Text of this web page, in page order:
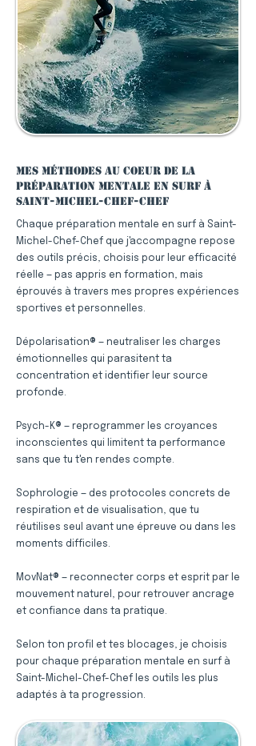
Mes méthodes au coeur de la
préparation mentale en surf à
Saint-Michel-Chef-Chef
Chaque préparation mentale en surf à Saint-
Michel-Chef-Chef que j'accompagne repose
des outils précis, choisis pour leur efficacité
réelle — pas appris en formation, mais
éprouvés à travers mes propres expériences
sportives et personnelles.
Dépolarisation® — neutraliser les charges
émotionnelles qui parasitent ta
concentration et identifier leur source
profonde.
Psych-K® — reprogrammer les croyances
inconscientes qui limitent ta performance
sans que tu t'en rendes compte.
Sophrologie — des protocoles concrets de
respiration et de visualisation, que tu
réutilises seul avant une épreuve ou dans les
moments difficiles.
MovNat® — reconnecter corps et esprit par le
mouvement naturel, pour retrouver ancrage
et confiance dans ta pratique.
Selon ton profil et tes blocages, je choisis
pour chaque préparation mentale en surf à
Saint-Michel-Chef-Chef les outils les plus
adaptés à ta progression.